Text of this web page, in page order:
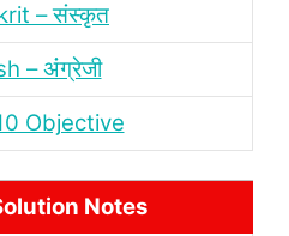
– संस्‍कृत
– अंंग्रेजी
Objective
Notes